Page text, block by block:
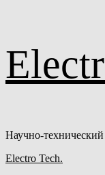
содержимому
Научно-
Основное
Electro Tech.